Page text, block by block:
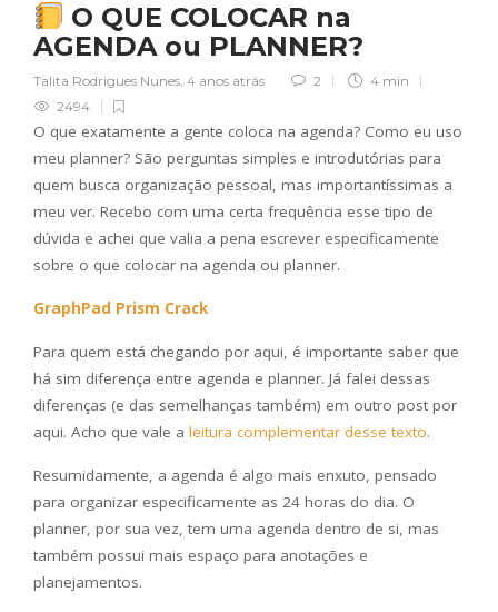
O QUE COLOCAR na
AGENDA ou PLANNER?
Talita Rodrigues Nunes 4 anos atrás 2
4 min
2494
O que exatamente a gente coloca na agenda? Como eu uso
meu planner? São perguntas simples e introdutórias para
quem busca organização pessoal, mas importantíssimas a
meu ver. Recebo com uma certa frequência esse tipo de
dúvida e achei que valia a pena escrever especificamente
sobre o que colocar na agenda ou planner.
GraphPad Prism Crack
Para quem está chegando por aqui, é importante saber que
há sim diferença entre agenda e planner. Já falei dessas
diferenças (e das semelhanças também) em outro post por
aqui. Acho que vale a leitura complementar desse texto.
Resumidamente, a agenda é algo mais enxuto, pensado
para organizar especificamente as 24 horas do dia. O
planner, por sua vez, tem uma agenda dentro de si, mas
também possui mais espaço para anotações e
planejamentos.